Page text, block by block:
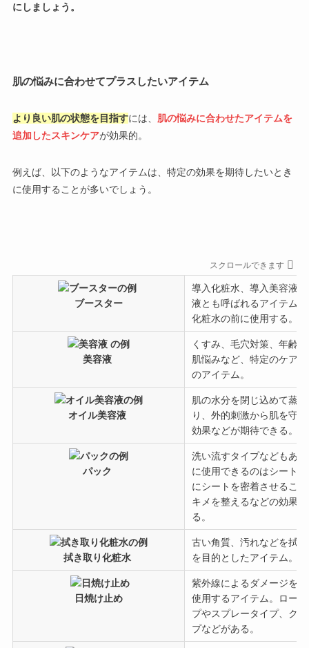
にしましょう。
肌の悩みに合わせてプラスしたいアイテム
より良い肌の状態を目指すには、 肌の悩みに合わせたアイテムを
追加したスキンケアが効果的。
例えば、以下のようなアイテムは、特定の効果を期待したいとき
に使用することが多いでしょう。
スクロールできます
ブースター
導入化粧水、導入美容液
液とも呼ばれるアイテム
化粧水の前に使用する。
美容液
くすみ、毛穴対策、年齢
肌悩みなど、特定のケア
のアイテム。
オイル美容液
肌の水分を閉じ込めて蒸
り、外的刺激から肌を守
効果などが期待できる。
パック
洗い流すタイプなどもあ
に使用できるのはシート
にシートを密着させるこ
キメを整えるなどの効果
る。
拭き取り化粧水
古い角質、汚れなどを拭
を目的としたアイテム。
日焼け止め
紫外線によるダメージを
使用するアイテム。ロー
プやスプレータイプ、ク
プなどがある。